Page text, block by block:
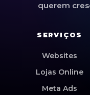
querem
SERVIÇOS
Websites
Lojas Online
Meta Ads